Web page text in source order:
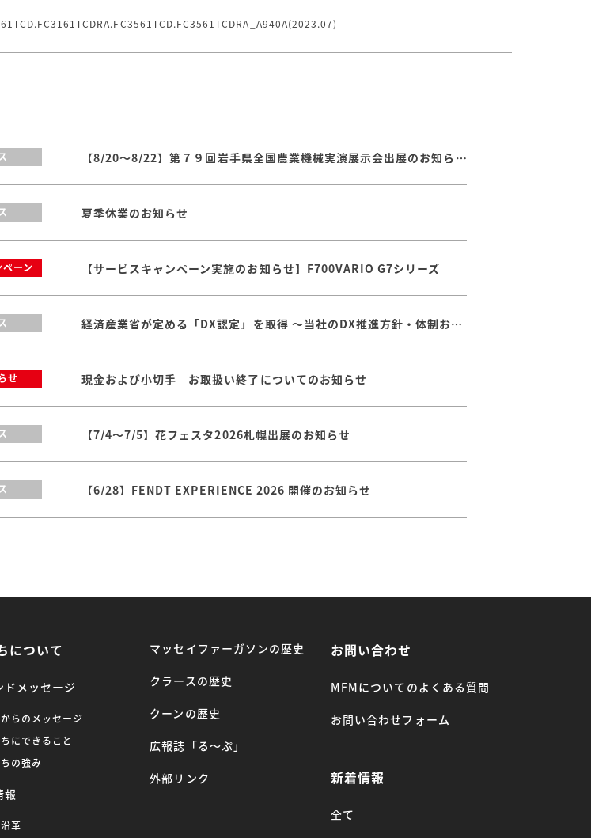
【8/20～8/22】第７９回岩手県全国農業機械実演展示会出展のお知らせ
夏季休業のお知らせ
ーン 【サービスキャンペーン実施のお知らせ】F700VARIO G7シリーズ
経済産業省が定める「DX認定」を取得 ～当社のDX推進方針・体制および取り組みが認められました
せ 現金および小切手 お取扱い終了についてのお知らせ
【7/4～7/5】花フェスタ2026札幌出展のお知らせ
【6/28】FENDT EXPERIENCE 2026 開催のお知らせ
について
ドメッセージ
らのメッセージ
にできること
の強み
報
革
マッセイファーガソンの歴史
クラースの歴史
クーンの歴史
広報誌「る〜ぷ」
外部リンク
お問い合わせ
MFMについてのよくある質問
お問い合わせフォーム
新着情報
全て